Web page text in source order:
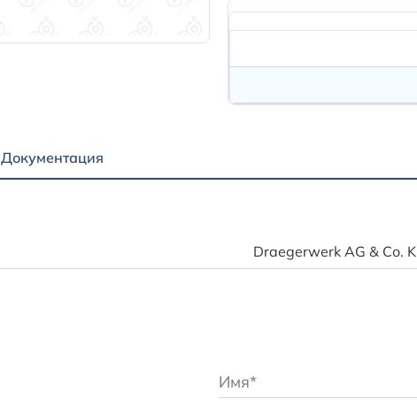
Документация
Draegerwerk AG & Со.